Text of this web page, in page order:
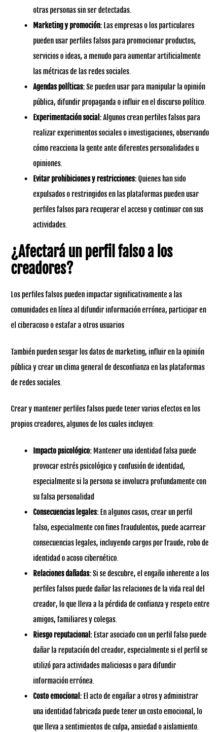
otras personas sin ser detectadas.
Marketing y promoción: Las empresas o los particulares
pueden usar perfiles falsos para promocionar productos,
servicios o ideas, a menudo para aumentar artificialmente
las métricas de las redes sociales.
Agendas políticas:Se pueden usar para manipular la opinión
pública, difundir propaganda o influir en el discurso político.
Experimentación social:Algunos crean perfiles falsos para
realizar experimentos sociales o investigaciones, observando
cómo reacciona la gente ante diferentes personalidades u
opiniones.
Evitar prohibiciones y restricciones:Quienes han sido
expulsados o restringidos en las plataformas pueden usar
perfiles falsos para recuperar el acceso y continuar con sus
actividades.
¿Afectará un perfil falso a los
creadores?
Los perfiles falsos pueden impactar significativamente a las
comunidades en línea al difundir información errónea, participar en
el ciberacoso o estafar a otros usuarios
También pueden sesgar los datos de marketing, influir en la opinión
pública y crear un clima general de desconfianza en las plataformas
de redes sociales.
Crear y mantener perfiles falsos puede tener varios efectos en los
propios creadores, algunos de los cuales incluyen:
Impacto psicológico: Mantener una identidad falsa puede
provocar estrés psicológico y confusión de identidad,
especialmente si la persona se involucra profundamente con
su falsa personalidad
Consecuencias legales: En algunos casos, crear un perfil
falso, especialmente con fines fraudulentos, puede acarrear
consecuencias legales, incluyendo cargos por fraude, robo de
identidad o acoso cibernético.
Relaciones dañadas:Si se descubre, el engaño inherente a los
perfiles falsos puede dañar las relaciones de la vida real del
creador, lo que lleva a la pérdida de confianza y respeto entre
amigos, familiares y colegas.
Riesgo reputacional: Estar asociado con un perfil falso puede
dañar la reputación del creador, especialmente si el perfil se
utilizó para actividades maliciosas o para difundir
información errónea.
Costo emocional: El acto de engañar a otros y administrar
una identidad fabricada puede tener un costo emocional, lo
que lleva a sentimientos de culpa, ansiedad o aislamiento.